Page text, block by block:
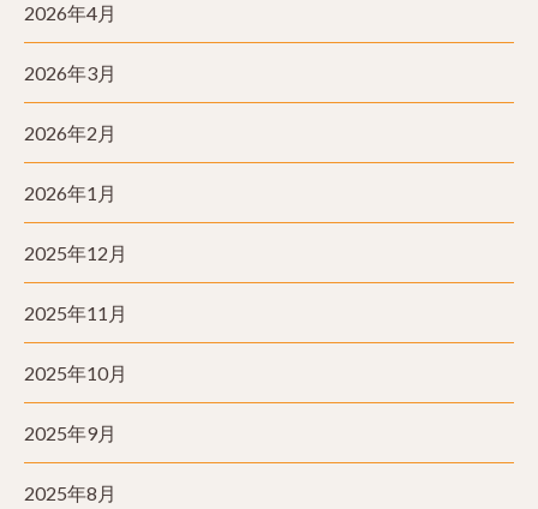
2026年4月
2026年3月
2026年2月
2026年1月
2025年12月
2025年11月
2025年10月
2025年9月
2025年8月